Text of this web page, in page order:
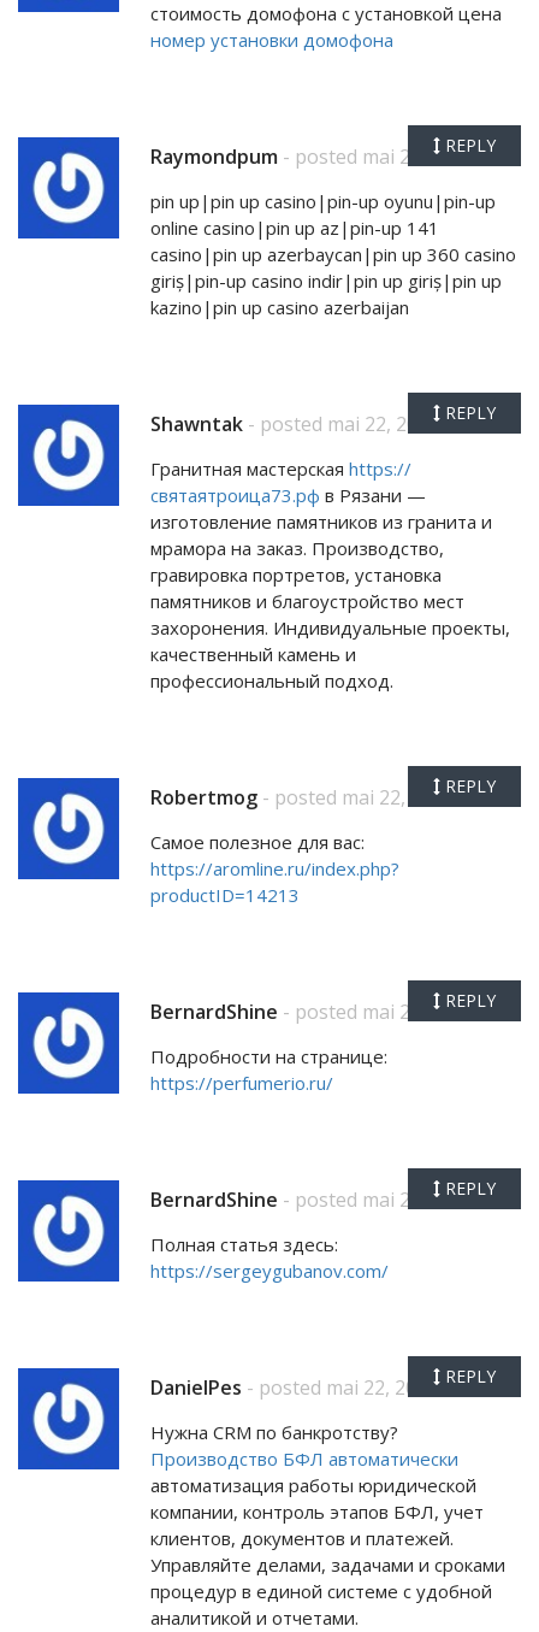
стоимость домофона с установкой цена
номер установки домофона
Raymondpum - posted mai 22, 2026
pin up|pin up casino|pin-up oyunu|pin-up
online casino|pin up az|pin-up 141
casino|pin up azerbaycan|pin up 360 casino
giriş|pin-up casino indir|pin up giriş|pin up
kazino|pin up casino azerbaijan
REPLY
Shawntak - posted mai 22, 2026
Гранитная мастерская https://
святаятроица73.рф в Рязани —
изготовление памятников из гранита и
мрамора на заказ. Производство,
гравировка портретов, установка
памятников и благоустройство мест
захоронения. Индивидуальные проекты,
качественный камень и
профессиональный подход.
REPLY
Robertmog - posted mai 22, 2026
Самое полезное для вас:
https://aromline.ru/index.php?
productID=14213
REPLY
BernardShine - posted mai 22, 2026
Подробности на странице:
https://perfumerio.ru/
REPLY
BernardShine - posted mai 22, 2026
Полная статья здесь:
https://sergeygubanov.com/
REPLY
DanielPes - posted mai 22, 2026
Нужна CRM по банкротству?
Производство БФЛ автоматически
автоматизация работы юридической
компании, контроль этапов БФЛ, учет
клиентов, документов и платежей.
Управляйте делами, задачами и сроками
процедур в единой системе с удобной
аналитикой и отчетами.
REPLY